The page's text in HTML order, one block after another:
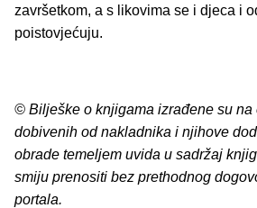
završetkom, a s likovima se i djeca i
poistovjećuju.
© Bilješke o knjigama izrađene su na
dobivenih od nakladnika i njihove
obrade temeljem uvida u sadržaj
smiju prenositi bez prethodnog
portala.